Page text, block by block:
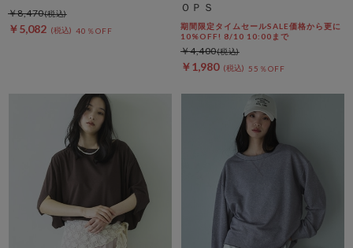
￥5,082 40％OFF
￥8,470
ＯＰＳ
期間限定タイムセールSALE価格から更に
10%OFF! 8/10 10:00まで
￥1,980 55％OFF
￥4,400